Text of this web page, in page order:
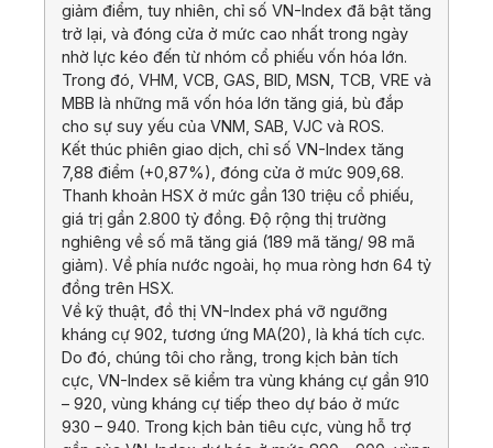
giảm điểm, tuy nhiên, chỉ số VN-Index đã bật tăng
trở lại, và đóng cửa ở mức cao nhất trong ngày
nhờ lực kéo đến từ nhóm cổ phiếu vốn hóa lớn.
Trong đó, VHM, VCB, GAS, BID, MSN, TCB, VRE và
MBB là những mã vốn hóa lớn tăng giá, bù đắp
cho sự suy yếu của VNM, SAB, VJC và ROS.
Kết thúc phiên giao dịch, chỉ số VN-Index tăng
7,88 điểm (+0,87%), đóng cửa ở mức 909,68.
Thanh khoản HSX ở mức gần 130 triệu cổ phiếu,
giá trị gần 2.800 tỷ đồng. Độ rộng thị trường
nghiêng về số mã tăng giá (189 mã tăng/ 98 mã
giảm). Về phía nước ngoài, họ mua ròng hơn 64 tỷ
đồng trên HSX.
Về kỹ thuật, đồ thị VN-Index phá vỡ ngưỡng
kháng cự 902, tương ứng MA(20), là khá tích cực.
Do đó, chúng tôi cho rằng, trong kịch bản tích
cực, VN-Index sẽ kiểm tra vùng kháng cự gần 910
– 920, vùng kháng cự tiếp theo dự báo ở mức
930 – 940. Trong kịch bản tiêu cực, vùng hỗ trợ